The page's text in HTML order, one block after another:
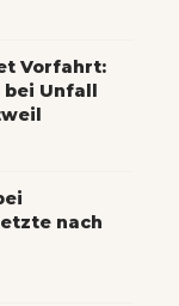
Vorfahrt:
Unfall
nach